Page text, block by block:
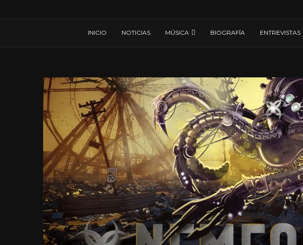
INICIO NOTICIAS MÚSICA BIOGRAFÍA ENTREVISTAS